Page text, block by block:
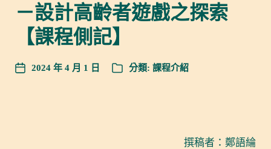
－設計高齡者遊戲之探索
【課程側記】
2024 年 4 月 1 日 分類: 課程介紹
撰稿者：鄭語綸